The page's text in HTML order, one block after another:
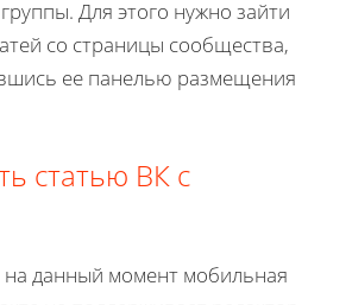
Для этого нужно зайти
со страницы сообщества,
ее панелью размещения
статью ВК с
данный момент мобильная